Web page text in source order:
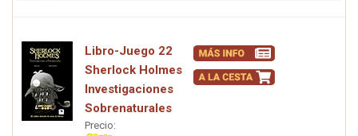
Libro-Juego 22
Sherlock Holmes
Investigaciones
Sobrenaturales
Precio: